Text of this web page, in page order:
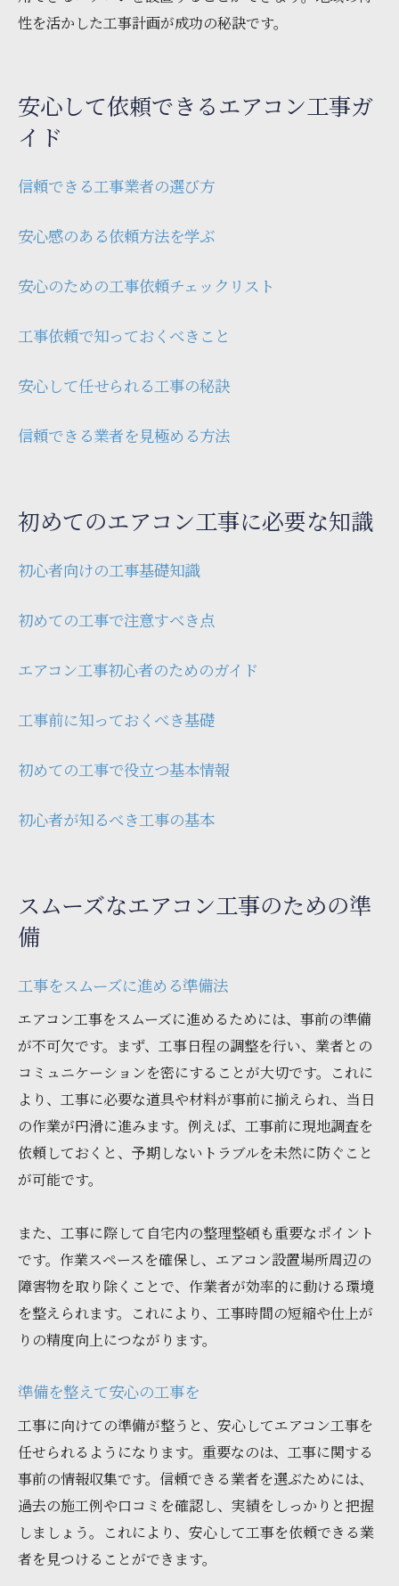
性を活かした工事計画が成功の秘訣です。
安心して依頼できるエアコン工事ガ
イド
信頼できる工事業者の選び方
安心感のある依頼方法を学ぶ
安心のための工事依頼チェックリスト
工事依頼で知っておくべきこと
安心して任せられる工事の秘訣
信頼できる業者を見極める方法
初めてのエアコン工事に必要な知識
初心者向けの工事基礎知識
初めての工事で注意すべき点
エアコン工事初心者のためのガイド
工事前に知っておくべき基礎
初めての工事で役立つ基本情報
初心者が知るべき工事の基本
スムーズなエアコン工事のための準
備
工事をスムーズに進める準備法
エアコン工事をスムーズに進めるためには、事前の準備
が不可欠です。まず、工事日程の調整を行い、業者との
コミュニケーションを密にすることが大切です。これに
より、工事に必要な道具や材料が事前に揃えられ、当日
の作業が円滑に進みます。例えば、工事前に現地調査を
依頼しておくと、予期しないトラブルを未然に防ぐこと
が可能です。
また、工事に際して自宅内の整理整頓も重要なポイント
です。作業スペースを確保し、エアコン設置場所周辺の
障害物を取り除くことで、作業者が効率的に動ける環境
を整えられます。これにより、工事時間の短縮や仕上が
りの精度向上につながります。
準備を整えて安心の工事を
工事に向けての準備が整うと、安心してエアコン工事を
任せられるようになります。重要なのは、工事に関する
事前の情報収集です。信頼できる業者を選ぶためには、
過去の施工例や口コミを確認し、実績をしっかりと把握
しましょう。これにより、安心して工事を依頼できる業
者を見つけることができます。